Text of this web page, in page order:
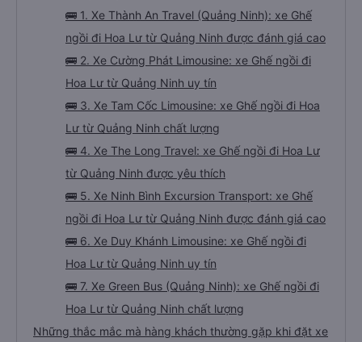
🚌 1. Xe Thành An Travel (Quảng Ninh): xe Ghế
ngồi đi Hoa Lư từ Quảng Ninh được đánh giá cao
🚌 2. Xe Cường Phát Limousine: xe Ghế ngồi đi
Hoa Lư từ Quảng Ninh uy tín
🚌 3. Xe Tam Cốc Limousine: xe Ghế ngồi đi Hoa
Lư từ Quảng Ninh chất lượng
🚌 4. Xe The Long Travel: xe Ghế ngồi đi Hoa Lư
từ Quảng Ninh được yêu thích
🚌 5. Xe Ninh Bình Excursion Transport: xe Ghế
ngồi đi Hoa Lư từ Quảng Ninh được đánh giá cao
🚌 6. Xe Duy Khánh Limousine: xe Ghế ngồi đi
Hoa Lư từ Quảng Ninh uy tín
🚌 7. Xe Green Bus (Quảng Ninh): xe Ghế ngồi đi
Hoa Lư từ Quảng Ninh chất lượng
Những thắc mắc mà hàng khách thường gặp khi đặt xe